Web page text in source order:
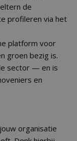
de
profileren via het
platform voor
groen bezig is.
sector — en is
en
organisatie